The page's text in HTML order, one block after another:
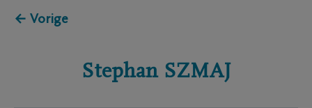
← Vorige
Stephan SZMAJ